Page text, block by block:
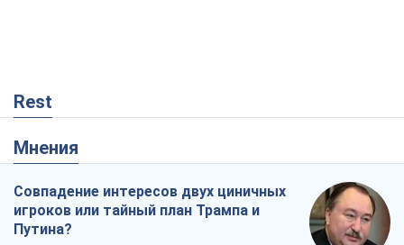
Rest
Мнения
Совпадение интересов двух циничных
игроков или тайный план Трампа и
Путина?